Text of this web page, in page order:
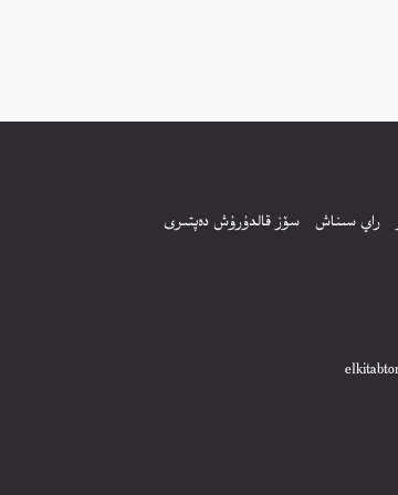
راي سىناش
سۆز قالدۇرۇش دەپتىرى